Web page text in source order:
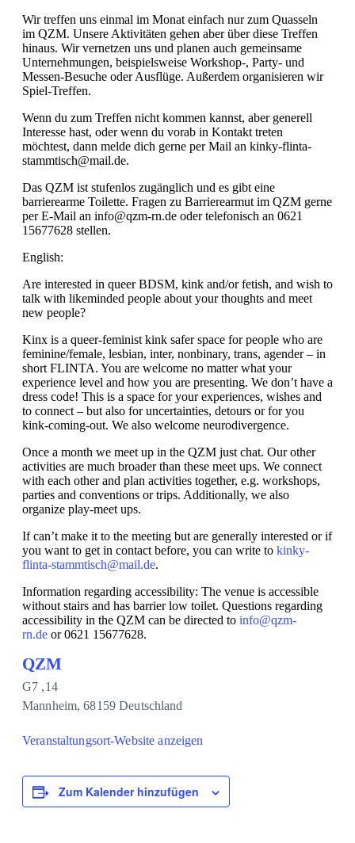
Wir treffen uns einmal im Monat einfach nur zum Quasseln
im QZM. Unsere Aktivitäten gehen aber über diese Treffen
hinaus. Wir vernetzen uns und planen auch gemeinsame
Unternehmungen, beispielsweise Workshop-, Party- und
Messen-Besuche oder Ausflüge. Außerdem organisieren wir
Spiel-Treffen.
Wenn du zum Treffen nicht kommen kannst, aber generell
Interesse hast, oder wenn du vorab in Kontakt treten
möchtest, dann melde dich gerne per Mail an kinky-flinta-
stammtisch@mail.de.
Das QZM ist stufenlos zugänglich und es gibt eine
barrierearme Toilette. Fragen zu Barrierearmut im QZM gerne
per E-Mail an info@qzm-rn.de oder telefonisch an 0621
15677628 stellen.
English:
Are interested in queer BDSM, kink and/or fetish, and wish to
talk with likeminded people about your thoughts and meet
new people?
Kinx is a queer-feminist kink safer space for people who are
feminine/female, lesbian, inter, nonbinary, trans, agender – in
short FLINTA. You are welcome no matter what your
experience level and how you are presenting. We don’t have a
dress code! This is a space for your experiences, wishes and
to connect – but also for uncertainties, detours or for you
kink-coming-out. We also welcome neurodivergence.
Once a month we meet up in the QZM just chat. Our other
activities are much broader than these meet ups. We connect
with each other and plan activities together, e.g. workshops,
parties and conventions or trips. Additionally, we also
organize play-meet ups.
If can’t make it to the meeting but are generally interested or if
you want to get in contact before, you can write to kinky-
flinta-stammtisch@mail.de.
Information regarding accessibility: The venue is accessible
without stairs and has barrier low toilet. Questions regarding
accessibility in the QZM can be directed to info@qzm-
rn.de or 0621 15677628.
QZM
G7 ,14
Mannheim, 68159 Deutschland
Veranstaltungsort-Website anzeigen
Zum Kalender hinzufügen